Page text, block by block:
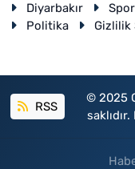
Diyarbakır Spor
Politika
Gizlilik
RSS
© 2025